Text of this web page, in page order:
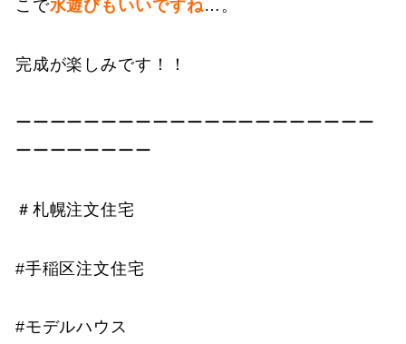
こで水遊びもいいですね…。
完成が楽しみです！！
ーーーーーーーーーーーーーーーーーーーーー
ーーーーーーーー
＃札幌注文住宅
#手稲区注文住宅
#モデルハウス